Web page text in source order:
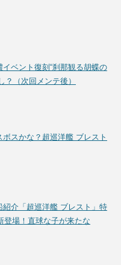
イベント復刻“刹那観る胡蝶の
？（次回メンテ後）
ボスかな？超巡洋艦 ブレスト
紹介「超巡洋艦 ブレスト」特
登場！直球な子が来たな